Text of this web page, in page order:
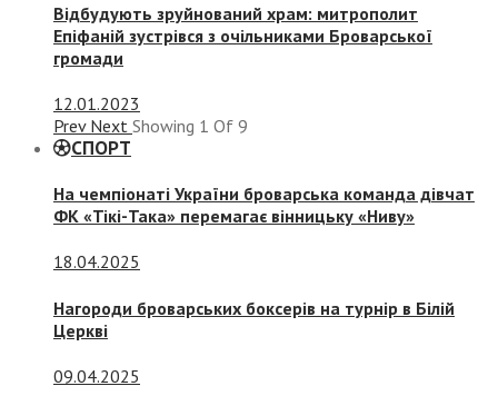
Відбудують зруйнований храм: митрополит
Епіфаній зустрівся з очільниками Броварської
громади
12.01.2023
Prev Next Showing 1 Of 9
СПОРТ
На чемпіонаті України броварська команда дівчат
ФК «Тікі-Така» перемагає вінницьку «Ниву»
18.04.2025
Нагороди броварських боксерів на турнір в Білій
Церкві
09.04.2025